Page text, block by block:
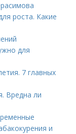
роста. Какие
для
7 главных
Вредна ли
и